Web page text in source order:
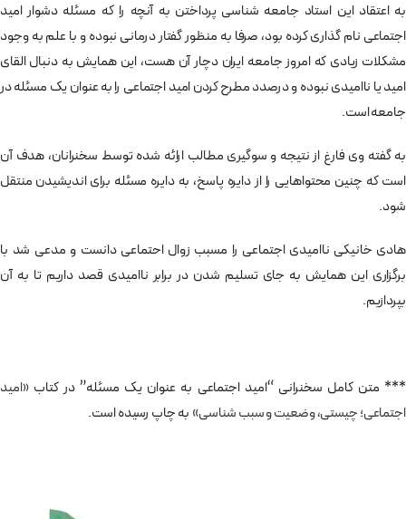
به اعتقاد این استاد جامعه شناسی پرداختن به آنچه را که مسئله دشوار امید
اجتماعی نام گذاری کرده بود، صرفا به منظور گفتار درمانی نبوده و با علم به وجود
مشکلات زیادی که امروز جامعه ایران دچار آن هست، این همایش به دنبال القای
امید یا ناامیدی نبوده و درصدد مطرح کردن امید اجتماعی را به عنوان یک مسئله در
جامعه است.
به گفته وی فارغ از نتیجه و سوگیری مطالب ارائه شده توسط سخنرانان، هدف آن
است که چنین محتواهایی را از دایره پاسخ، به دایره مسئله برای اندیشیدن منتقل
شود.
هادی خانیکی ناامیدی اجتماعی را مسبب زوال احتماعی دانست و مدعی شد با
برگزاری این همایش به جای تسلیم شدن در برابر ناامیدی قصد داریم تا به آن
بپردازیم.
*** متن کامل سخنرانی “امید اجتماعی به عنوان یک مسئله” در کتاب«امید
اجتماعی؛ چیستی، وضعیت و سبب شناسی» به چاپ رسیده است.